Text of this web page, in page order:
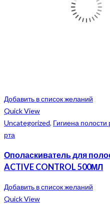
Добавить в список желаний
Quick View
Uncategorized, Гигиена полости
рта
Ополаскиватель для
ACTIVE CONTROL 500МЛ
Добавить в список желаний
Quick View